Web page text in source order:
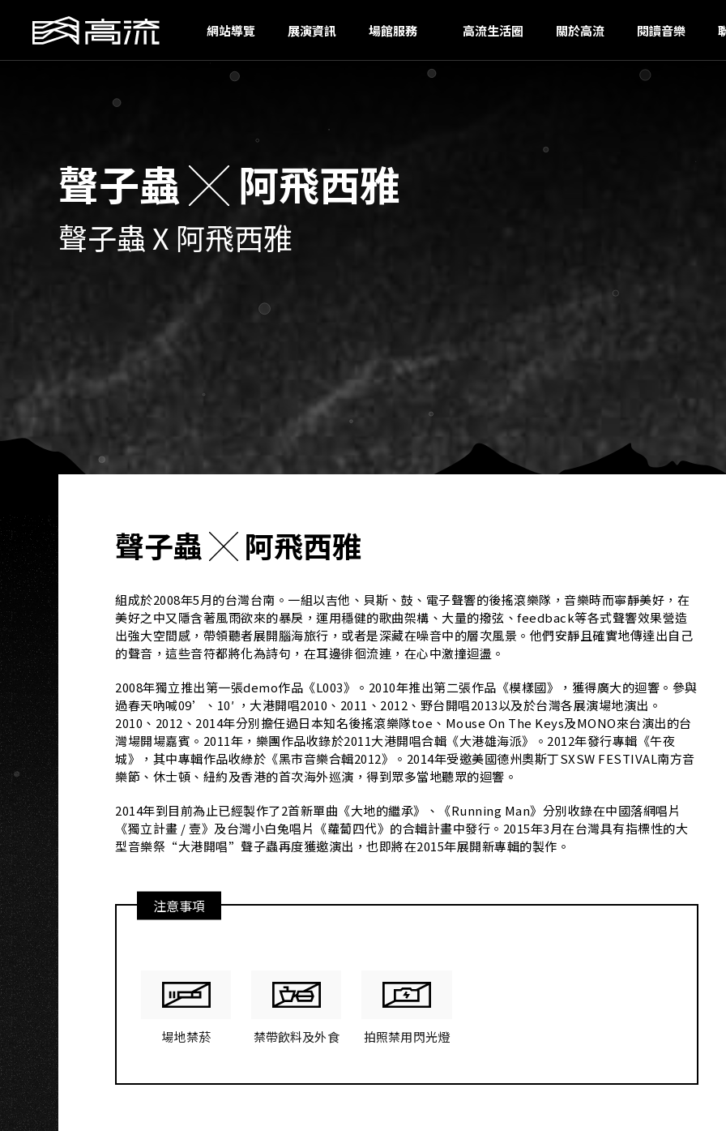
網站導覽 展演資訊 場館服務 高流生活圈 關於高流 閱讀音樂
聲子蟲 ╳ 阿飛西雅
聲子蟲 X 阿飛西雅
聲子蟲 ╳ 阿飛西雅
組成於2008年5月的台灣台南。一組以吉他、貝斯、鼓、電子聲響的後搖滾樂隊，音樂時而寧靜美好，在
美好之中又隱含著風雨欲來的暴戾，運用穩健的歌曲架構、大量的撥弦、feedback等各式聲響效果營造
出強大空間感，帶領聽者展開腦海旅行，或者是深藏在噪音中的層次風景。他們安靜且確實地傳達出自己
的聲音，這些音符都將化為詩句，在耳邊徘徊流連，在心中激撞迴盪。
2008年獨立推出第一張demo作品《L003》。2010年推出第二張作品《模樣國》，獲得廣大的迴響。參與
過春天吶喊09’、10′ ，大港開唱2010、2011、2012、野台開唱2013以及於台灣各展演場地演出。
2010、2012、2014年分別擔任過日本知名後搖滾樂隊toe、Mouse On The Keys及MONO來台演出的台
灣場開場嘉賓。2011年，樂團作品收錄於2011大港開唱合輯《大港雄海派》。2012年發行專輯《午夜
城》，其中專輯作品收綠於《黑市音樂合輯2012》。2014年受邀美國德州奧斯丁SXSW FESTIVAL南方音
樂節、休士頓、紐約及香港的首次海外巡演，得到眾多當地聽眾的迴響。
2014年到目前為止已經製作了2首新單曲《大地的繼承》、《Running Man》分別收錄在中國落網唱片
《獨立計畫 / 壹》及台灣小白兔唱片《蘿蔔四代》的合輯計畫中發行。2015年3月在台灣具有指標性的大
型音樂祭“大港開唱”聲子蟲再度獲邀演出，也即將在2015年展開新專輯的製作。
注意事項
場地禁菸 禁帶飲料及外食 拍照禁用閃光燈